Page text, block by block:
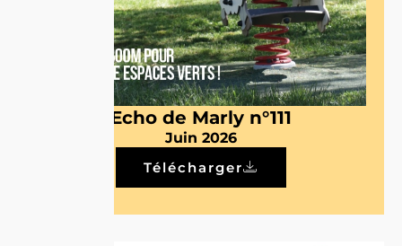
Echo de Marly n°111
Juin 2026
Télécharger